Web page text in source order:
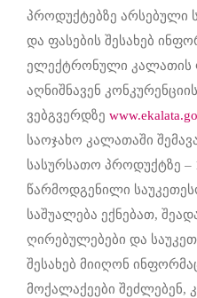
პროდუქტებზე არსებული
და ფასების შესახებ
ელექტრონული კალათის
აღნიშნავენ
ვებგვერდზე
საოჯახო კალათაში
სასურსათო პროდუქტზე –
წარმოდგენილი
საშუალება ექნებათ,
ღირებულებები და
შესახებ მიიღონ
მოქალაქეები შეძლებენ,